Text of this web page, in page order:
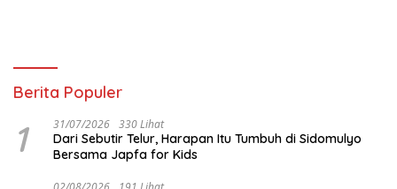
Berita Populer
1 31/07/2026 330 Lihat
Dari Sebutir Telur, Harapan Itu Tumbuh di Sidomulyo
Bersama Japfa for Kids